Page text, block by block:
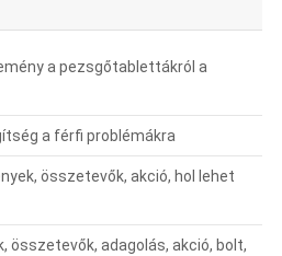
a pezsgőtablettákról a
a férfi problémákra
összetevők, akció, hol lehet
összetevők, adagolás, akció, bolt,